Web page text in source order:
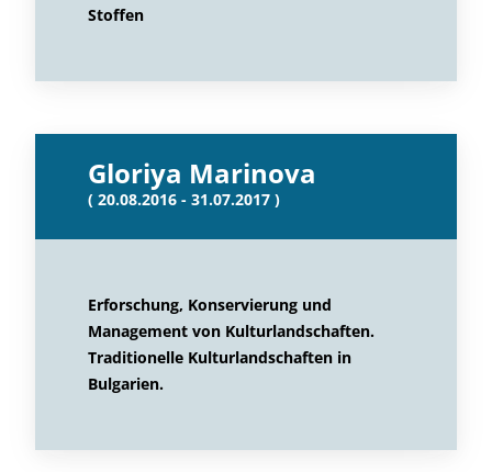
Stoffen
Gloriya Marinova
( 20.08.2016 - 31.07.2017 )
Erforschung, Konservierung und
Management von Kulturlandschaften.
Traditionelle Kulturlandschaften in
Bulgarien.